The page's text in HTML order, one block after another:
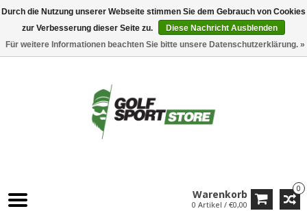
0
Warenkorb
0 Artikel / €0,00
Durch die Nutzung unserer Webseite stimmen Sie dem Gebrauch von Cookies
zur Verbesserung dieser Seite zu.
Diese Nachricht Ausblenden
Für weitere Informationen beachten Sie bitte unsere Datenschutzerklärung. »